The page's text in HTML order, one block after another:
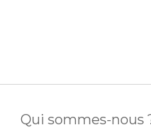
Qui sommes-nous